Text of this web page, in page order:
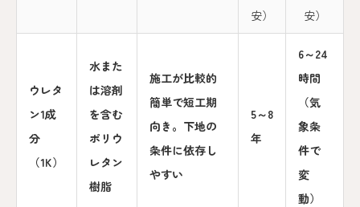
安）
安）
ウレタ
ン1成
分
（1K）
水また
は溶剤
を含む
ポリウ
レタン
樹脂
施工が比較的
簡単で短工期
向き。下地の
条件に依存し
やすい
5～8
年
6～24
時間
（気
象条
件で
変
動）